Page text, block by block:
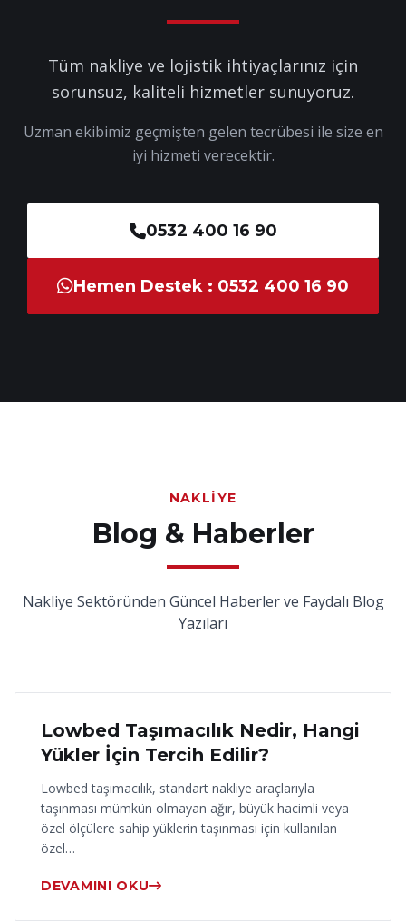
Tüm nakliye ve lojistik ihtiyaçlarınız için
sorunsuz, kaliteli hizmetler sunuyoruz.
Uzman ekibimiz geçmişten gelen tecrübesi ile size en
iyi hizmeti verecektir.
0532 400 16 90
Hemen Destek : 0532 400 16 90
NAKLIYE
Blog & Haberler
Nakliye Sektöründen Güncel Haberler ve Faydalı Blog
Yazıları
18 Haziran 2026
Lowbed Taşımacılık Nedir, Hangi
Yükler İçin Tercih Edilir?
Lowbed taşımacılık, standart nakliye araçlarıyla
taşınması mümkün olmayan ağır, büyük hacimli veya
özel ölçülere sahip yüklerin taşınması için kullanılan
özel…
DEVAMINI OKU